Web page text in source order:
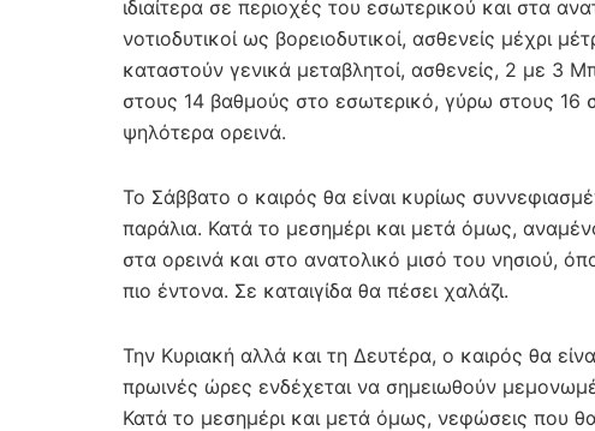
ιδιαίτερα σε περιοχές του εσωτερικού και στα
νοτιοδυτικοί ως βορειοδυτικοί, ασθενείς μέχρι
καταστούν γενικά μεταβλητοί, ασθενείς, 2 με 3
στους 14 βαθμούς στο εσωτερικό, γύρω στους
ψηλότερα ορεινά.
Το Σάββατο ο καιρός θα είναι κυρίως
παράλια. Κατά το μεσημέρι και μετά όμως,
στα ορεινά και στο ανατολικό μισό του νησιού,
πιο έντονα. Σε καταιγίδα θα πέσει χαλάζι.
Την Κυριακή αλλά και τη Δευτέρα, ο καιρός θα
πρωινές ώρες ενδέχεται να σημειωθούν
Κατά το μεσημέρι και μετά όμως, νεφώσεις που